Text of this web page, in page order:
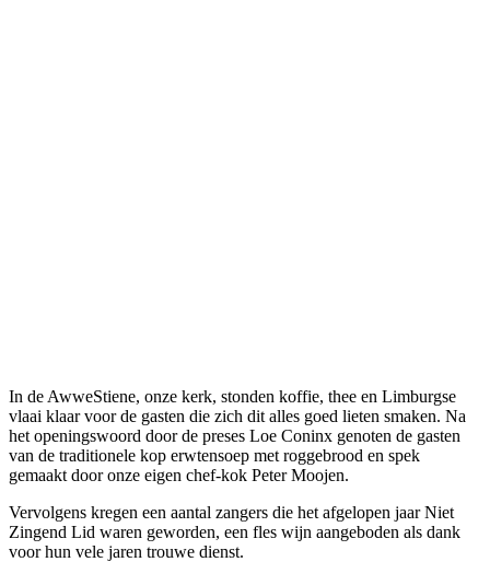
In de AwweStiene, onze kerk, stonden koffie, thee en Limburgse
vlaai klaar voor de gasten die zich dit alles goed lieten smaken. Na
het openingswoord door de preses Loe Coninx genoten de gasten
van de traditionele kop erwtensoep met roggebrood en spek
gemaakt door onze eigen chef-kok Peter Moojen.
Vervolgens kregen een aantal zangers die het afgelopen jaar Niet
Zingend Lid waren geworden, een fles wijn aangeboden als dank
voor hun vele jaren trouwe dienst.